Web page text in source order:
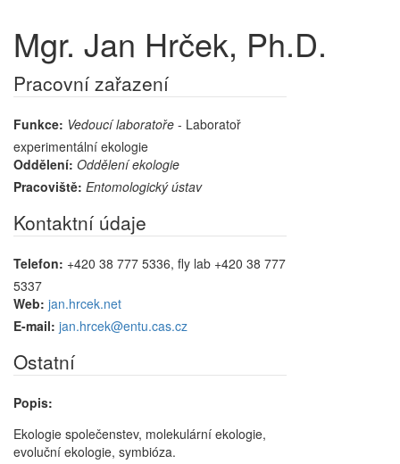
Mgr. Jan Hrček, Ph.D.
Pracovní zařazení
Funkce: Vedoucí laboratoře - Laboratoř
experimentální ekologie
Oddělení: Oddělení ekologie
Pracoviště: Entomologický ústav
Kontaktní údaje
Telefon: +420 38 777 5336, fly lab +420 38 777
5337
Web: jan.hrcek.net
E-mail: jan.hrcek@entu.cas.cz
Ostatní
Popis:
Ekologie společenstev, molekulární ekologie,
evoluční ekologie, symbióza.